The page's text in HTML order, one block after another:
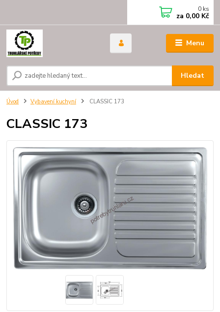
Menu
Hledat
0 ks
za 0,00 Kč
Úvod Vybavení kuchyní CLASSIC 173
CLASSIC 173